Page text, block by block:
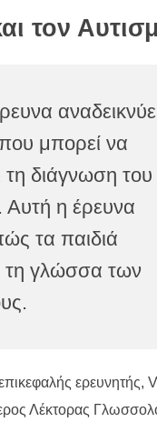
τον
μπορεί να
τη διάγνωση του
Αυτή η έρευνα
τα παιδιά
τη γλώσσα των
ερευνητής,
Λέκτορας